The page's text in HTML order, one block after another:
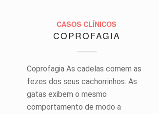
CASOS CLÍNICOS
COPROFAGIA
Coprofagia As cadelas comem as
fezes dos seus cachorrinhos. As
gatas exibem o mesmo
comportamento de modo a